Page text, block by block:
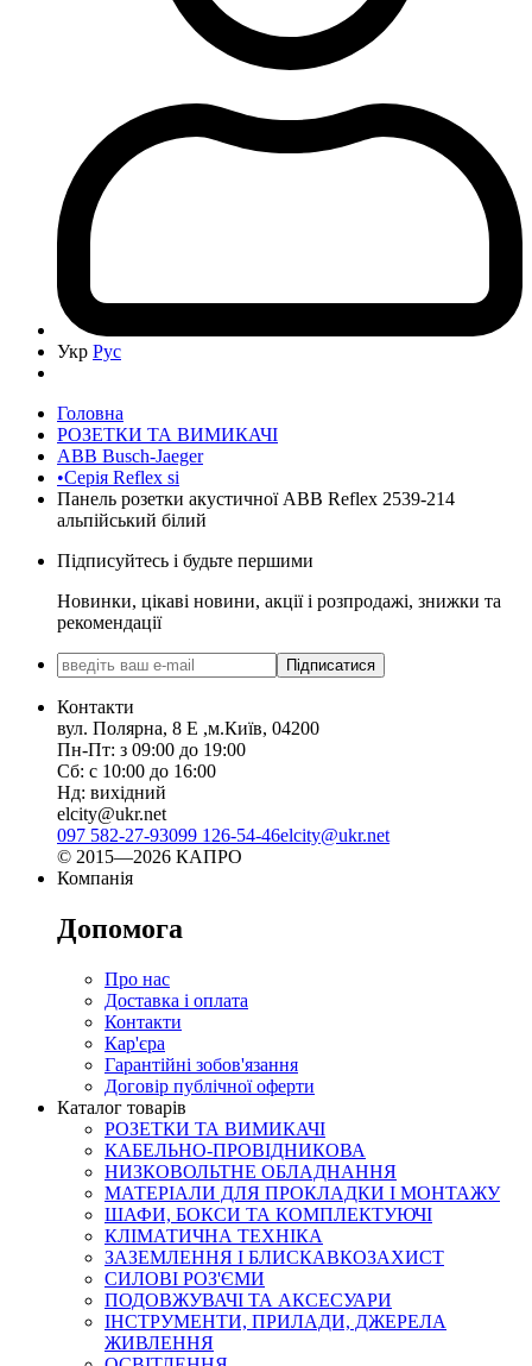
Укр Рус
Головна
РОЗЕТКИ ТА ВИМИКАЧІ
ABB Busch-Jaeger
•Серія Reflex si
Панель розетки акустичної ABB Reflex 2539-214
альпійський білий
Підписуйтесь і будьте першими
Новинки, цікаві новини, акції і розпродажі, знижки та
рекомендації
Підписатися
Контакти
вул. Полярна, 8 Е ,м.Київ, 04200
Пн-Пт: з 09:00 до 19:00
Сб: с 10:00 до 16:00
Нд: вихідний
elcity@ukr.net
097 582-27-93099 126-54-46elcity@ukr.net
© 2015—2026 КАПРО
Компанія
Допомога
Про нас
Доставка і оплата
Контакти
Кар'єра
Гарантійні зобов'язання
Договір публічної оферти
Каталог товарів
РОЗЕТКИ ТА ВИМИКАЧІ
КАБЕЛЬНО-ПРОВІДНИКОВА
НИЗКОВОЛЬТНЕ ОБЛАДНАННЯ
МАТЕРІАЛИ ДЛЯ ПРОКЛАДКИ І МОНТАЖУ
ШАФИ, БОКСИ ТА КОМПЛЕКТУЮЧІ
КЛІМАТИЧНА ТЕХНІКА
ЗАЗЕМЛЕННЯ І БЛИСКАВКОЗАХИСТ
СИЛОВІ РОЗ'ЄМИ
ПОДОВЖУВАЧІ ТА АКСЕСУАРИ
ІНСТРУМЕНТИ, ПРИЛАДИ, ДЖЕРЕЛА
ЖИВЛЕННЯ